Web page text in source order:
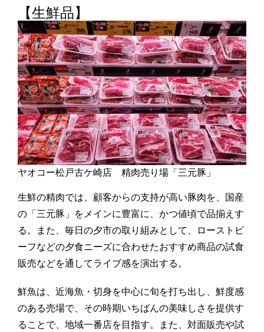
【生鮮品】
ヤオコー松戸古ケ崎店 精肉売り場「三元豚」
生鮮の精肉では、顧客からの支持が高い豚肉を、国産
の「三元豚」をメインに豊富に、かつ値頃で品揃えす
る。また、毎日の夕市の取り組みとして、ローストビ
ーフなどの夕食ニーズに合わせたおすすめ商品の試食
販売などを通してライブ感を演出する。
鮮魚は、近海魚・切身を中心に旬を打ち出し、鮮度感
のある売場で、その時期いちばんの美味しさを提供す
ることで、地域一番店を目指す。また、対面販売や試